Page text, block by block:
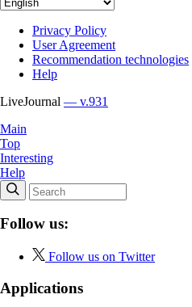
Privacy Policy
User Agreement
Recommendation technologies
Help
LiveJournal — v.931
Main
Top
Interesting
Help
Follow us:
Follow us on Twitter
Applications